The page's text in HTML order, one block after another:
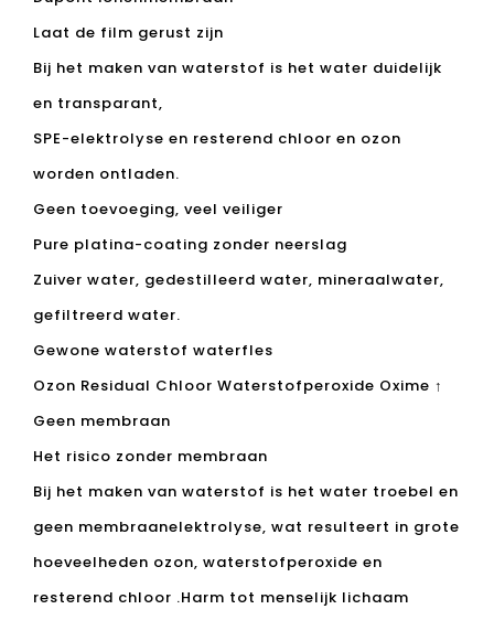
maak waterstof water meer dan 5 keer en draai
hem met de klok mee bodemafval opbergdoos, het
gieten van afvalwater